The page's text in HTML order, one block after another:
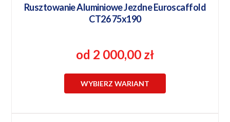
Rusztowanie Aluminiowe Jezdne Euroscaffold
CT26 75x190
od 2 000,00 zł
WYBIERZ WARIANT